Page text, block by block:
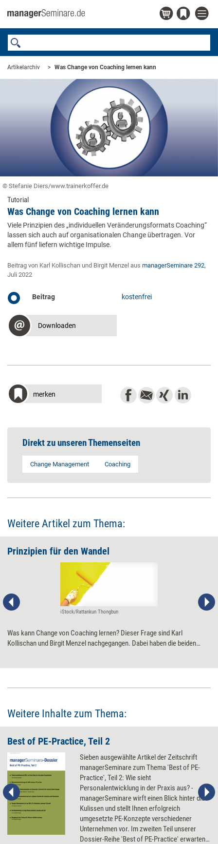
Artikelarchiv Was Change von Coaching lernen kann
© Stefanie Diers/www.trainerkoffer.de
Tutorial
Was Change von Coaching lernen kann
Viele Prinzipien des „individuellen Veränderungsformats Coaching“
lassen sich auch auf organisationalen Change übertragen. Vor
allem fünf liefern wichtige Impulse.
Beitrag von Karl Kollischan und Birgit Menzel aus managerSeminare 292,
Juli 2022
Beitrag kostenfrei
Downloaden
merken
Direkt zu unseren Themenseiten
Change Management Coaching
Weitere Artikel zum Thema:
Prinzipien für den Wandel
iStock/Rattankun Thongbun
Was kann Change von Coaching lernen? Dieser Frage sind Karl
Kollischan und Birgit Menzel nachgegangen. Dabei haben die beiden
Weitere Inhalte zum Thema:
Best of PE-Practice, Teil 2
Sieben ausgewählte Artikel der Zeitschrift
managerSeminare zum Thema 'Best of PE-
Practice', Teil 2: Wie sieht
Personalentwicklung in der Praxis aus? -
managerSeminare wirft einen Blick hinter die
Kulissen und stellt Ihnen erfolgreich
umgesetzte PE-Konzepte verschiedener
Unternehmen vor. Im zweiten Teil unserer
Dossier-Reihe 'Best of PE-Practice' erwarten